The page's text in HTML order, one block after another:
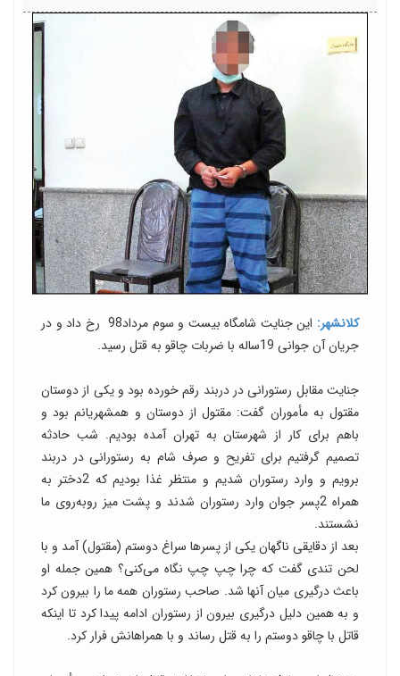
کلانشهر:
این جنایت شامگاه بیست و سوم مرداد98 رخ داد و در
جریان آن جوانی 19ساله با ضربات چاقو به قتل رسید.
جنایت مقابل رستورانی در دربند رقم خورده بود و یکی از دوستان
مقتول به مأموران گفت: مقتول از دوستان و همشهریانم بود و
باهم برای کار از شهرستان به تهران آمده بودیم. شب حادثه
تصمیم گرفتیم برای تفریح و صرف شام به رستورانی در دربند
برویم و وارد رستوران شدیم و منتظر غذا بودیم که 2دختر به
همراه 2پسر جوان وارد رستوران شدند و پشت میز روبه‌روی ما
نشستند.
بعد از دقایقی ناگهان یکی از پسرها سراغ دوستم (مقتول) آمد و با
لحن تندی گفت که چرا چپ چپ نگاه می‌کنی؟ همین جمله او
باعث درگیری میان آنها شد. صاحب رستوران همه ما را بیرون کرد
و به همین دلیل درگیری بیرون از رستوران ادامه پیدا کرد تا اینکه
قاتل با چاقو دوستم را به قتل رساند و با همراهانش فرار کرد.